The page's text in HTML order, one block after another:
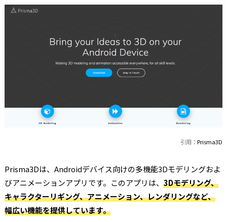
引用：Prisma3D
Prisma3Dは、Androidデバイス向けの多機能3Dモデリングおよ
びアニメーションアプリです。このアプリは、 3Dモデリング、
キャラクターリギング、アニメーション、レンダリングなど、
幅広い機能を提供しています。